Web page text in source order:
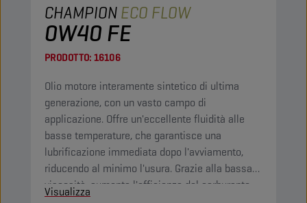
CHAMPIONECO FLOW
0W40 FE
PRODOTTO: 16106
Olio motore interamente sintetico di ultima
generazione, con un vasto campo di
applicazione. Offre un'eccellente fluidità alle
basse temperature, che garantisce una
lubrificazione immediata dopo l'avviamento,
riducendo al minimo l'usura. Grazie alla bassa
viscosità, aumenta l'efficienza del carburante.
Visualizza